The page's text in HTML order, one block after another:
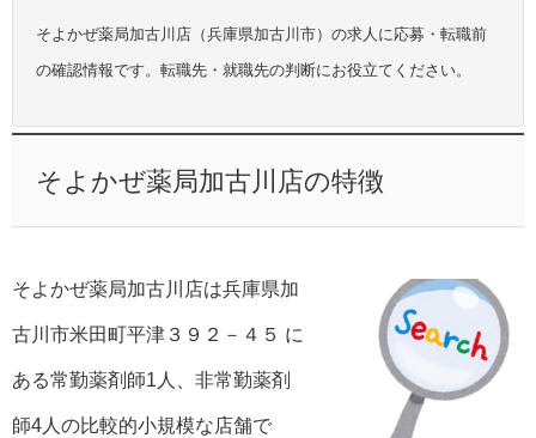
そよかぜ薬局加古川店（兵庫県加古川市）の求人に応募・転職前
の確認情報です。転職先・就職先の判断にお役立てください。
そよかぜ薬局加古川店の特徴
そよかぜ薬局加古川店は兵庫県加
古川市米田町平津３９２－４５ に
ある常勤薬剤師1人、非常勤薬剤
師4人の比較的小規模な店舗で